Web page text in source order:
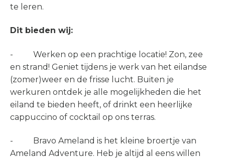
te leren.
Dit bieden wij:
- Werken op een prachtige locatie! Zon, zee
en strand! Geniet tijdens je werk van het eilandse
(zomer)weer en de frisse lucht. Buiten je
werkuren ontdek je alle mogelijkheden die het
eiland te bieden heeft, of drinkt een heerlijke
cappuccino of cocktail op ons terras.
- Bravo Ameland is het kleine broertje van
Ameland Adventure. Heb je altijd al eens willen